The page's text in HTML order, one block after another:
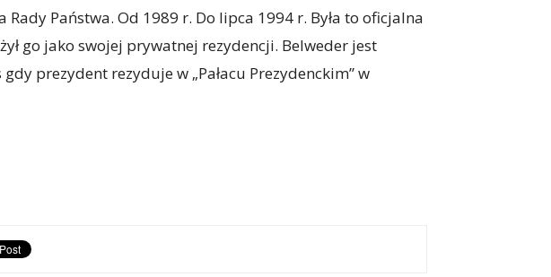
Państwa. Od 1989 r. Do lipca 1994 r. Była to oficjalna
go jako swojej prywatnej rezydencji. Belweder jest
prezydent rezyduje w „Pałacu Prezydenckim” w